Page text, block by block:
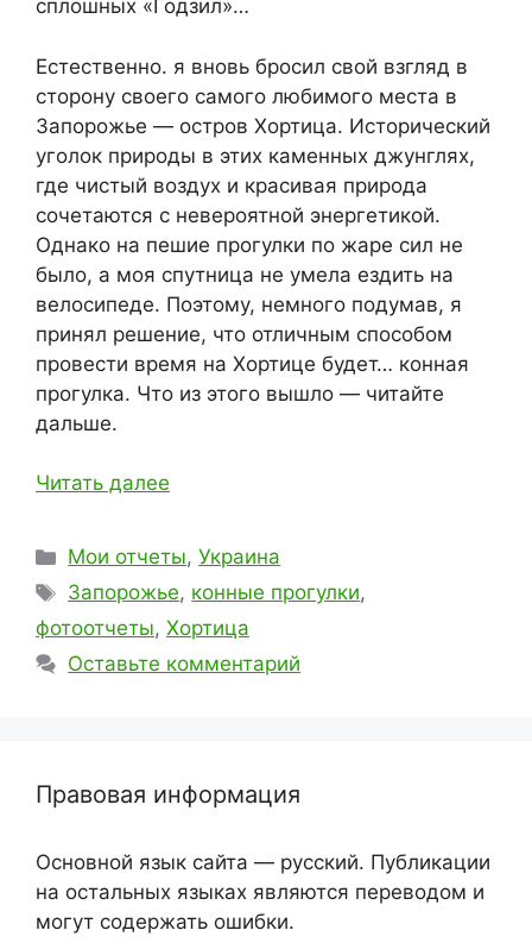
сплошных «Годзил»…
Естественно. я вновь бросил свой взгляд в
сторону своего самого любимого места в
Запорожье — остров Хортица. Исторический
уголок природы в этих каменных джунглях,
где чистый воздух и красивая природа
сочетаются с невероятной энергетикой.
Однако на пешие прогулки по жаре сил не
было, а моя спутница не умела ездить на
велосипеде. Поэтому, немного подумав, я
принял решение, что отличным способом
провести время на Хортице будет… конная
прогулка. Что из этого вышло — читайте
дальше.
Читать далее
Рубрики
Мои отчеты,Украина
Метки
Запорожье, конные прогулки,
фотоотчеты, Хортица
Оставьте комментарий
Правовая информация
Основной язык сайта — русский. Публикации
на остальных языках являются переводом и
могут содержать ошибки.